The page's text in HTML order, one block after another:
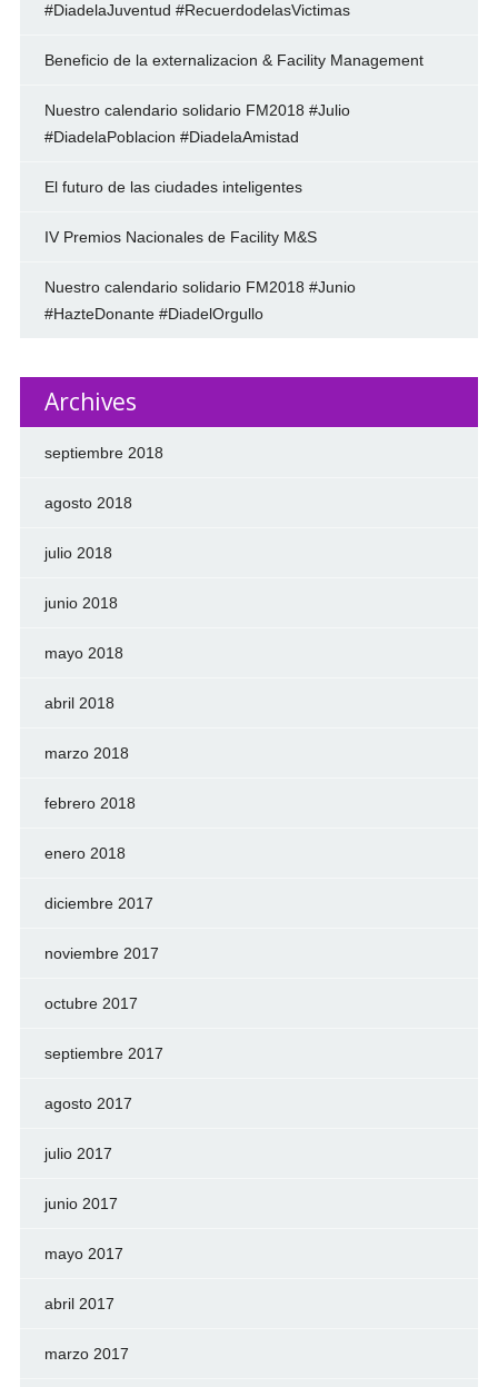
#DiadelaJuventud #RecuerdodelasVictimas
Beneficio de la externalizacion & Facility Management
Nuestro calendario solidario FM2018 #Julio
#DiadelaPoblacion #DiadelaAmistad
El futuro de las ciudades inteligentes
IV Premios Nacionales de Facility M&S
Nuestro calendario solidario FM2018 #Junio
#HazteDonante #DiadelOrgullo
Archives
septiembre 2018
agosto 2018
julio 2018
junio 2018
mayo 2018
abril 2018
marzo 2018
febrero 2018
enero 2018
diciembre 2017
noviembre 2017
octubre 2017
septiembre 2017
agosto 2017
julio 2017
junio 2017
mayo 2017
abril 2017
marzo 2017